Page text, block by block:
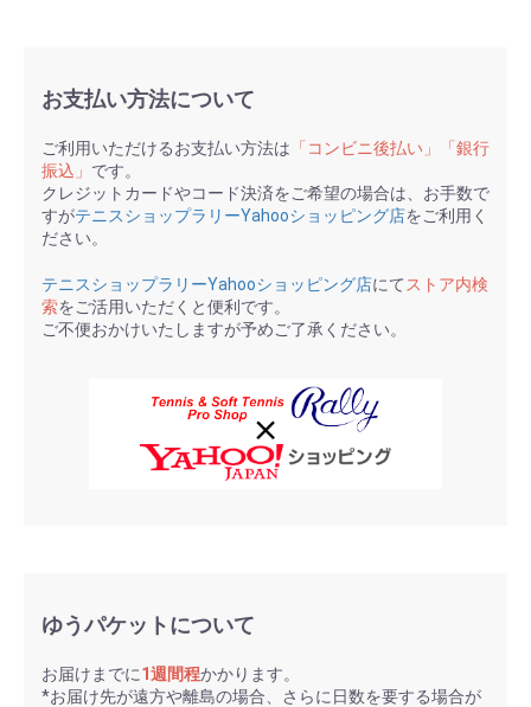
お支払い方法について
ご利用いただけるお支払い方法は 「コンビニ後払い」「銀行
振込」 です。
クレジットカードやコード決済をご希望の場合は、お手数で
すがテニスショップラリーYahooショッピング店をご利用く
ださい。
テニスショップラリーYahooショッピング店にて ストア内検
索をご活用いただくと便利です。
ご不便おかけいたしますが予めご了承ください。
ゆうパケットについて
お届けまでに1週間程かかります。
*お届け先が遠方や離島の場合、さらに日数を要する場合が